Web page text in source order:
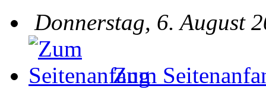
Donnerstag, 6. August
Zum